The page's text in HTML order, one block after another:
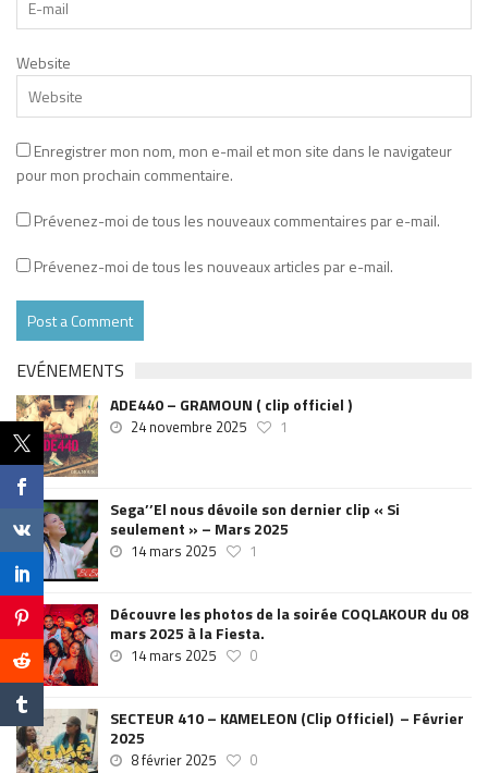
Website
Enregistrer mon nom, mon e-mail et mon site dans le navigateur
pour mon prochain commentaire.
Prévenez-moi de tous les nouveaux commentaires par e-mail.
Prévenez-moi de tous les nouveaux articles par e-mail.
EVÉNEMENTS
ADE440 – GRAMOUN ( clip officiel )
24 novembre 2025 1
Sega’’El nous dévoile son dernier clip « Si
seulement » – Mars 2025
14 mars 2025 1
Découvre les photos de la soirée COQLAKOUR du 08
mars 2025 à la Fiesta.
14 mars 2025 0
SECTEUR 410 – KAMELEON (Clip Officiel) – Février
2025
8 février 2025 0